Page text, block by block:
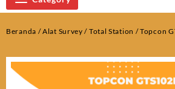
Beranda /Alat Survey / Total Station / Topcon